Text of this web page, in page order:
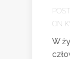
ON
W